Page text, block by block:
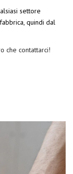
settore
quindi dal
che contattarci!